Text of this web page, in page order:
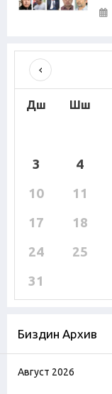
Дш Шш
3
4
10
11
17
18
24
25
31
Биздин Архив
Август 2026